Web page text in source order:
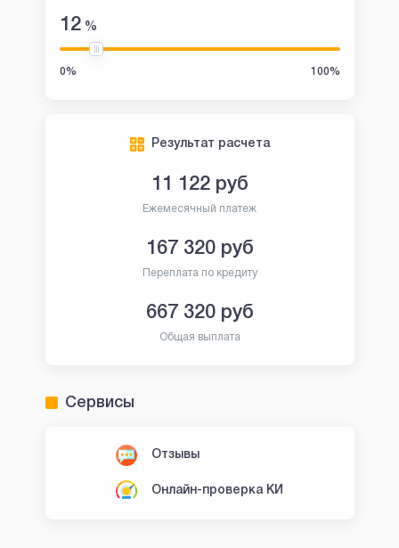
12%
0% 100%
Результат расчета
11 122руб
Ежемесячный платеж
167 320руб
Переплата по кредиту
667 320руб
Общая выплата
Сервисы
Отзывы
Онлайн-проверка КИ